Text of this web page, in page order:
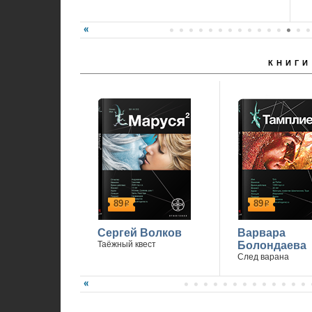
КНИГИ
89р
Сергей Волков
Таёжный квест
89р
Варвара
Болондаева
След варана